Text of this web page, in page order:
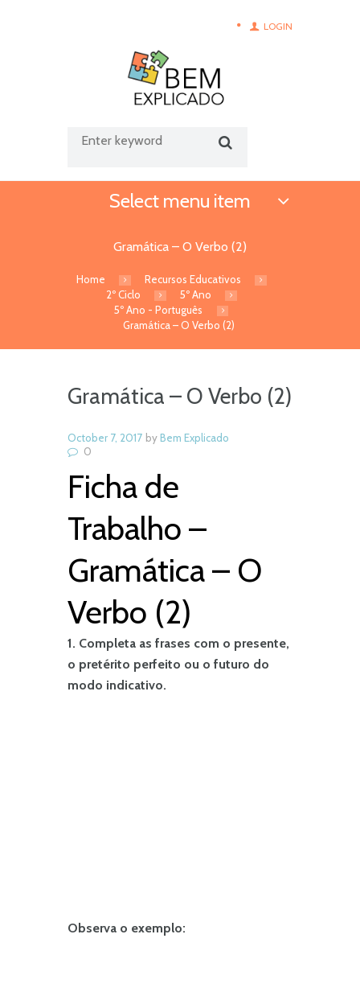
LOGIN
Select menu item
Gramática – O Verbo (2)
Home
Recursos Educativos
2º Ciclo
5º Ano
5º Ano - Português
Gramática – O Verbo (2)
Gramática – O Verbo (2)
October 7, 2017 byBem Explicado
0
Ficha de
Trabalho –
Gramática – O
Verbo (2)
1. Completa as frases com o presente,
o pretérito perfeito ou o futuro do
modo indicativo.
Observa o exemplo: